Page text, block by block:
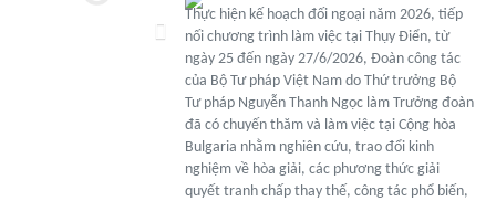
Thực hiện kế hoạch đối ngoại năm 2026, tiếp
nối chương trình làm việc tại Thụy Điển, từ
ngày 25 đến ngày 27/6/2026, Đoàn công tác
của Bộ Tư pháp Việt Nam do Thứ trưởng Bộ
Tư pháp Nguyễn Thanh Ngọc làm Trưởng đoàn
đã có chuyến thăm và làm việc tại Cộng hòa
Bulgaria nhằm nghiên cứu, trao đổi kinh
nghiệm về hòa giải, các phương thức giải
quyết tranh chấp thay thế, công tác phổ biến,